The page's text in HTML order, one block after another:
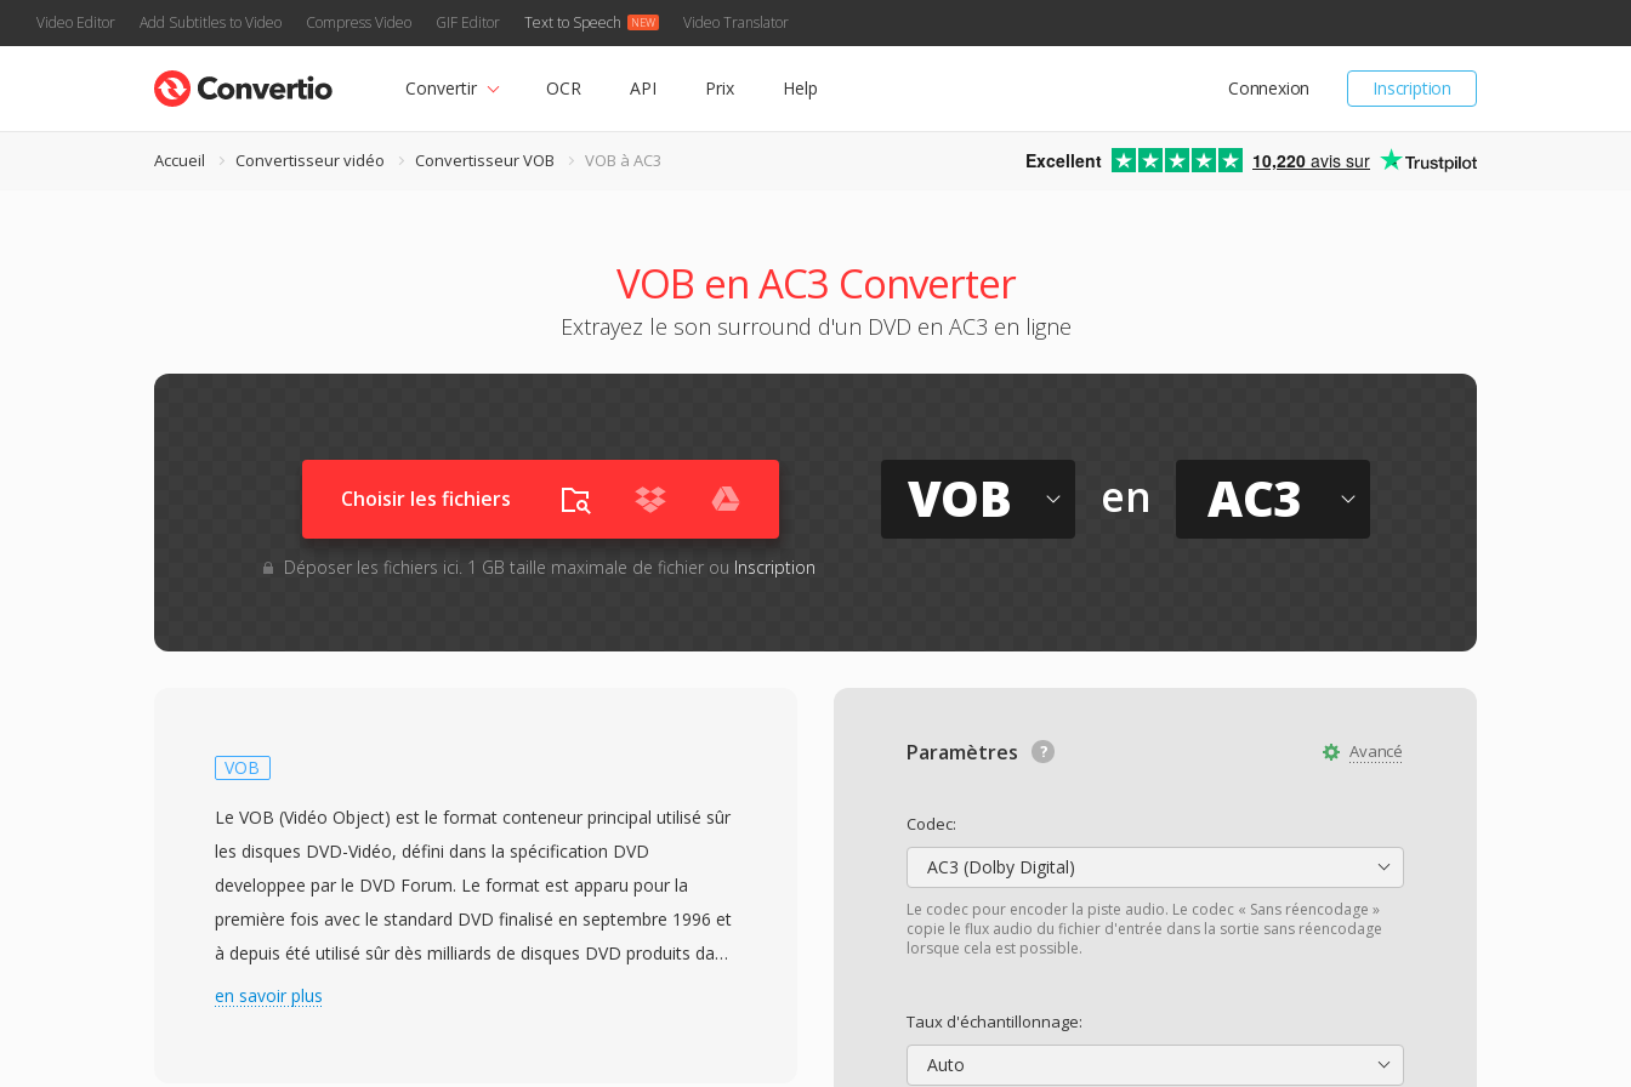
Video Editor Add Subtitles to Video Compress Video GIF Editor Text to Speech Video Translator
Inscription
Connexion
Convertir OCR API Prix Help
Accueil Convertisseur vidéo Convertisseur VOB VOB à AC3 Excellent 10,220 avis sur
VOB en AC3 Converter
Extrayez le son surround d'un DVD en AC3 en ligne
Choisir les fichiers
Déposer les fichiers ici. 1 GB taille maximale de fichier ou Inscription
VOB en AC3
Avancé
Paramètres
Codec:
AC3 (Dolby Digital)
Le codec pour encoder la piste audio. Le codec « Sans réencodage »
copie le flux audio du fichier d'entrée dans la sortie sans réencodage
lorsque cela est possible.
Taux d'échantillonnage:
Auto
VOB
Le VOB (Vidéo Object) est le format conteneur principal utilisé sûr
les disques DVD-Vidéo, défini dans la spécification DVD
developpee par le DVD Forum. Le format est apparu pour la
première fois avec le standard DVD finalisé en septembre 1996 et
à depuis été utilisé sûr dès milliards de disques DVD produits dans
le monde. Les fichiers VOB sont basés sûr le format de flux de
en savoir plus